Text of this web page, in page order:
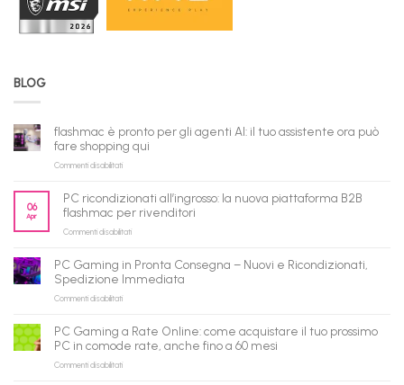
BLOG
flashmac è pronto per gli agenti AI: il tuo assistente ora può
fare shopping qui
Commenti disabilitatisu
pronto
per
gli
AI:
il
tuo
assistente
può
fare
qui
06
Apr
PC ricondizionati all’ingrosso: la nuova piattaforma B2B
flashmac per rivenditori
Commenti disabilitatisu
ricondizionati
all’ingrosso:
la
B2B
per
PC Gaming in Pronta Consegna – Nuovi e Ricondizionati,
Spedizione Immediata
Commenti disabilitatisu
Gaming
in
Pronta
Consegna
PC Gaming a Rate Online: come acquistare il tuo prossimo
PC in comode rate, anche fino a 60 mesi
Commenti disabilitatisu